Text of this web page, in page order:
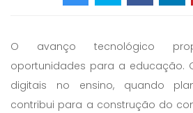
O avanço tecnológico
oportunidades para a educação.
digitais no ensino, quando
contribui para a construção do